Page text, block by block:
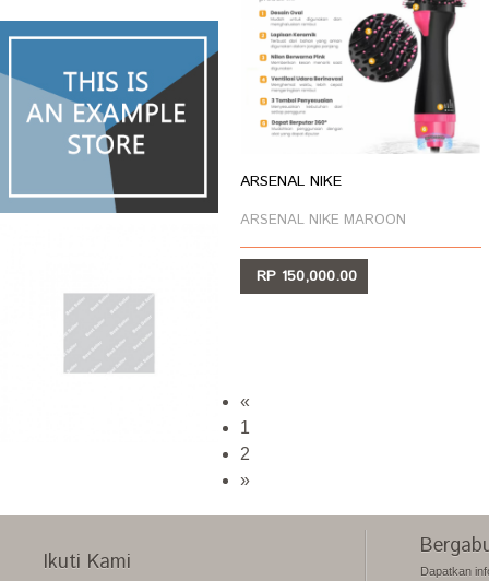
ARSENAL NIKE
ARSENAL NIKE MAROON
RP 150,000.00
«
1
2
»
Ikuti Kami
Dapatkan